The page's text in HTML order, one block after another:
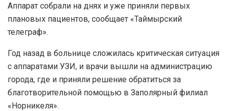
Аппарат собрали на днях и уже приняли первых
плановых пациентов, сообщает «Таймырский
телеграф».
Год назад в больнице сложилась критическая ситуация
с аппаратами УЗИ, и врачи вышли на администрацию
города, где и приняли решение обратиться за
благотворительной помощью в Заполярный филиал
«Норникеля».